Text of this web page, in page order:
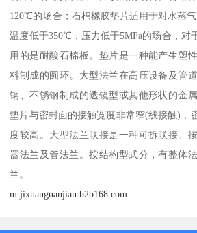
120℃的场合；石棉橡胶垫片适用于对水蒸
温度低于350℃，压力低于5MPa的场合，对
用的是耐酸石棉板。垫片是一种能产生塑
料制成的圆环。大型法兰在高压设备及管
钢、不锈钢制成的透镜型或其他形状的金
垫片与密封面的接触宽度非常窄(线接触)，
度较高。大型法兰联接是一种可拆联接。
器法兰及管法兰。按结构型式分，有整体
兰。
m.jixuanguanjian.b2b168.com